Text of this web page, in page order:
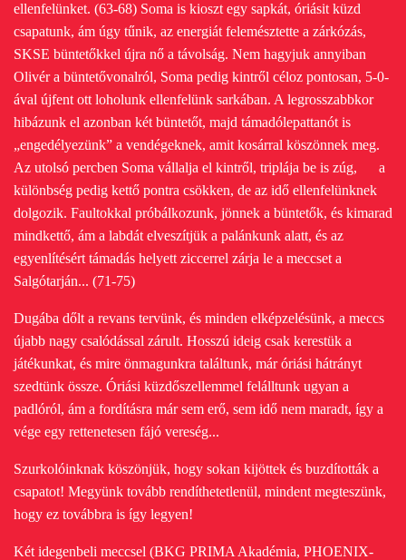
ellenfelünket. (63-68) Soma is kioszt egy sapkát, óriásit küzd
csapatunk, ám úgy tűnik, az energiát felemésztette a zárkózás,
SKSE büntetőkkel újra nő a távolság. Nem hagyjuk annyiban
Olivér a büntetővonalról, Soma pedig kintről céloz pontosan, 5-0-
ával újfent ott loholunk ellenfelünk sarkában. A legrosszabbkor
hibázunk el azonban két büntetőt, majd támadólepattanót is
„engedélyezünk” a vendégeknek, amit kosárral köszönnek meg.
Az utolsó percben Soma vállalja el kintről, triplája be is zúg, a
különbség pedig kettő pontra csökken, de az idő ellenfelünknek
dolgozik. Faultokkal próbálkozunk, jönnek a büntetők, és kimarad
mindkettő, ám a labdát elveszítjük a palánkunk alatt, és az
egyenlítésért támadás helyett ziccerrel zárja le a meccset a
Salgótarján... (71-75)
Dugába dőlt a revans tervünk, és minden elképzelésünk, a meccs
újabb nagy csalódással zárult. Hosszú ideig csak kerestük a
játékunkat, és mire önmagunkra találtunk, már óriási hátrányt
szedtünk össze. Óriási küzdőszellemmel felálltunk ugyan a
padlóról, ám a fordításra már sem erő, sem idő nem maradt, így a
vége egy rettenetesen fájó vereség...
Szurkolóinknak köszönjük, hogy sokan kijöttek és buzdították a
csapatot! Megyünk tovább rendíthetetlenül, mindent megteszünk,
hogy ez továbbra is így legyen!
Két idegenbeli meccsel (BKG PRIMA Akadémia, PHOENIX-